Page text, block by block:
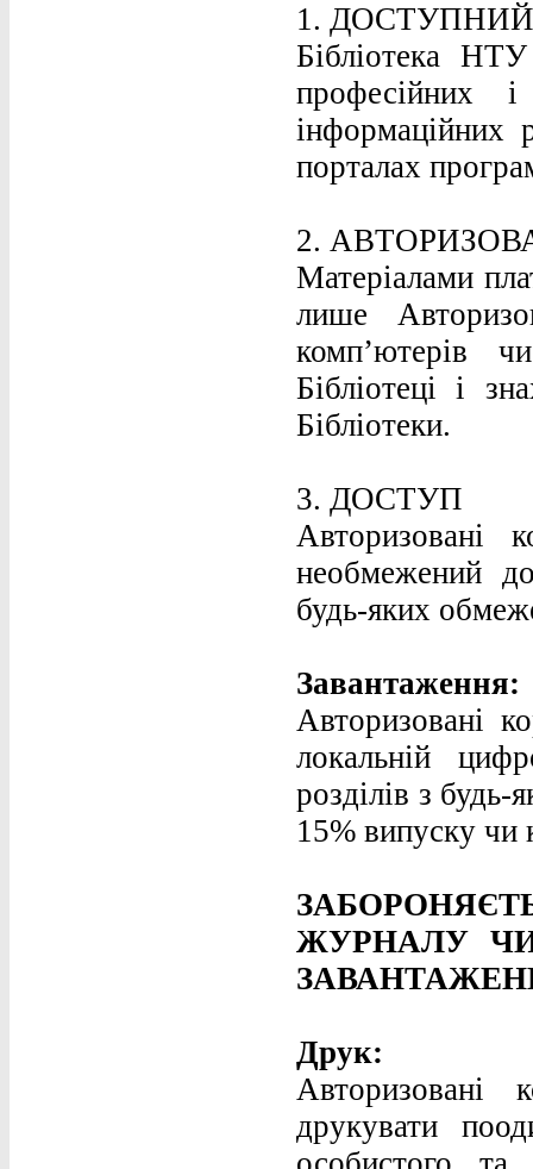
1.
Бібліотека
професійних
інформаційних
порталах
2.
Матеріалами
лише
комп’ютерів
Бібліотеці і
Бібліотеки.
3. ДОСТУП
Авторизовані
необмежений
будь-яких
Завантаження:
Авторизовані
локальній
розділів з
15% випуску чи
ЖУРНАЛУ
Друк:
Авторизовані
друкувати